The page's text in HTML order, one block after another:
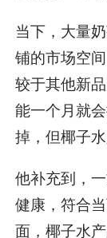
当下，大量
铺的市场空
较于其他新
能一个月就
掉，但椰子
他补充到，
健康，符合
面，椰子水